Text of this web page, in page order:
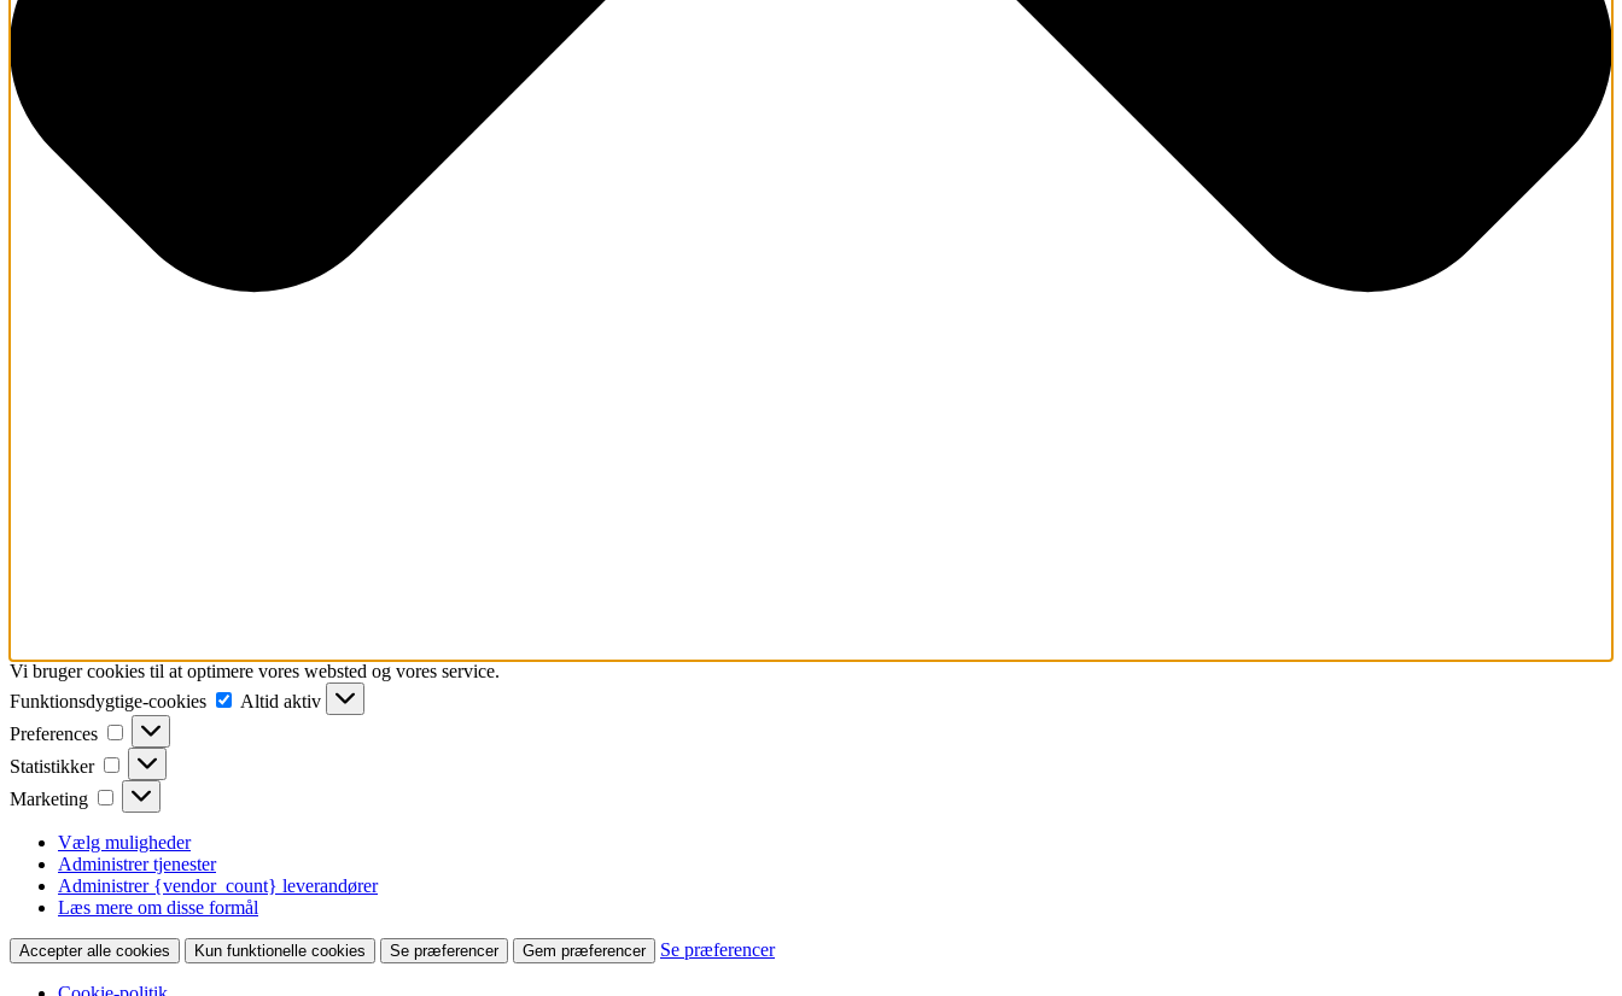
Vi bruger cookies til at optimere vores websted og vores service.
Funktionsdygtige-cookies
Funktionsdygtige-
cookies
Altid aktiv
Preferences
Preferences
Statistikker Statistikker
Marketing Marketing
Vælg muligheder
Administrer tjenester
Administrer {vendor_count} leverandører
Læs mere om disse formål
Accepter alle cookies Kun funktionelle cookies Se præferencer Gem præferencer Se præferencer